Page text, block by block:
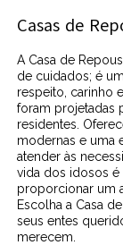
Casas de
A Casa de
de cuidados; é
respeito, carinho
foram projetadas
residentes.
modernas e uma
atender às
vida dos idosos
proporcionar um
Escolha a Casa
seus entes
merecem.